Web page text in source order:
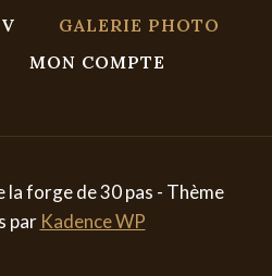
GALERIE PHOTO
MON COMPTE
forge de 30 pas - Thème
par Kadence WP